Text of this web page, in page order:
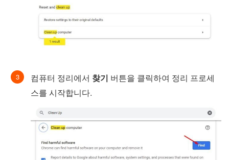
컴퓨터 정리에서 찾기 버튼을 클릭하여 정리 프로세
스를 시작합니다.